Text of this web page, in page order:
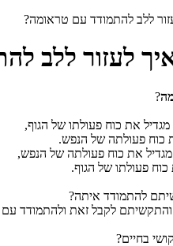
ללב להתמודד עם טראומה?
לעזור ללב
?
את כוח פעולתו של הגוף,
כוח פעולתה של הנפש.
את כוח פעולתה של הנפש,
פעולתו של הגוף.
להתמודד איתה?
לקבל זאת ולהתמודד
בחיים?